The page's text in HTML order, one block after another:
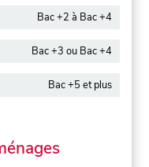
Bac +2 à Bac +4
Bac +3 ou Bac +4
Bac +5 et plus